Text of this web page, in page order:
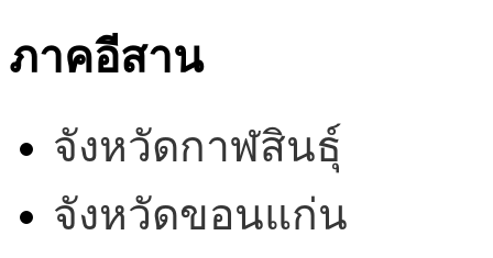
ภาคอีสาน
จังหวัดกาฬสินธุ์
จังหวัดขอนแก่น